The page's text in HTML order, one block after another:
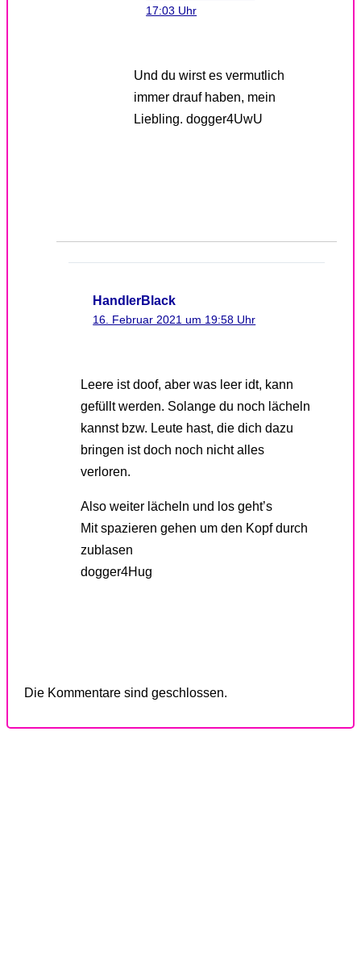
17:03 Uhr
Und du wirst es vermutlich
immer drauf haben, mein
Liebling. dogger4UwU
HandlerBlack
16. Februar 2021 um 19:58 Uhr
Leere ist doof, aber was leer idt, kann
gefüllt werden. Solange du noch lächeln
kannst bzw. Leute hast, die dich dazu
bringen ist doch noch nicht alles
verloren.
Also weiter lächeln und los geht’s
Mit spazieren gehen um den Kopf durch
zublasen
dogger4Hug
Die Kommentare sind geschlossen.